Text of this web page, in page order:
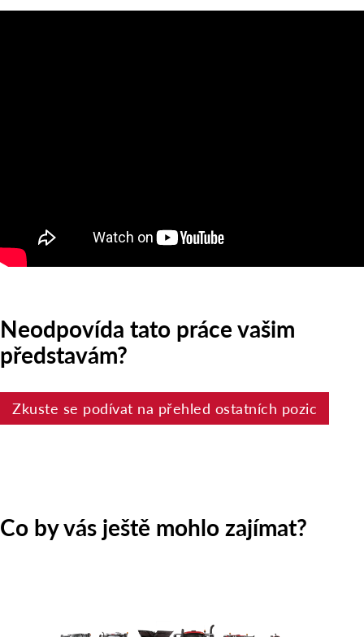
Neodpovída tato práce vašim
představám?
Zkuste se podívat na přehled ostatních pozic
Co by vás ještě mohlo zajímat?